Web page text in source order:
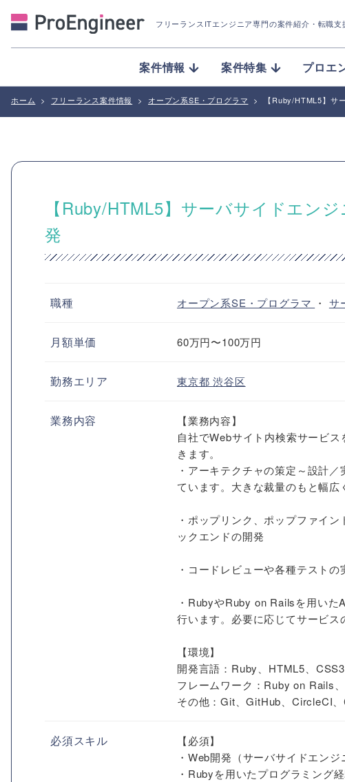
フリーランスITエンジニア専門の案件紹介 ・転職
案件情報 案件特集 プロエ
ホーム > フリーランス案件情報 > オープン系SE・プログラマ > 【Ruby/HTML5】サ
【Ruby/HTML5】サーバサイドエン
発
職種 オープン系SE・プログラマ ・ サ
月額単価 60万円〜100万円
勤務エリア 東京都渋谷区
業務内容
【業務内容】
自社でWebサイト内検索サービ
きます。
・アーキテクチャの策定～設計
ています。大きな裁量のもと幅広
・ポップリンク、ポップファイ
ックエンドの開発
・コードレビューや各種テストの
・RubyやRuby on Railsを用い
行います。必要に応じてサービス
【環境】
開発言語：Ruby、HTML5、
フレームワーク：Ruby on Rails
その他：Git、GitHub、CircleCI
必須スキル
【必須】
・Web開発（サーバサイドエン
・Rubyを用いたプログラミング